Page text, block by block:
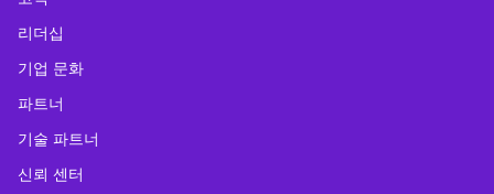
리더십
기업 문화
파트너
기술 파트너
신뢰 센터